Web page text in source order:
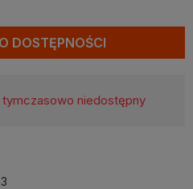
DOSTĘPNOŚCI
tymczasowo niedostępny